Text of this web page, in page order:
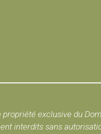
exclusive du
interdits sans